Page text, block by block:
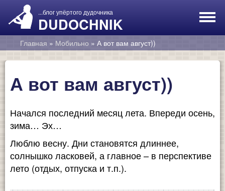
...блог упёртого дудочника
DUDOCHNIK
Блог
Блокфлейта
О себе
Главная » Мобильно » А вот вам август))
А вот вам август))
Начался последний месяц лета. Впереди осень,
зима… Эх…
Люблю весну. Дни становятся длиннее,
солнышко ласковей, а главное – в перспективе
лето (отдых, отпуска и т.п.).